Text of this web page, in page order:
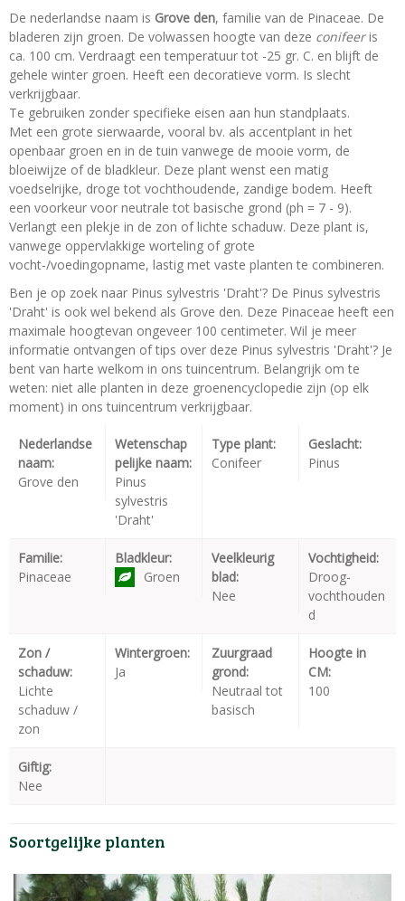
De nederlandse naam is Grove den, familie van de Pinaceae. De
bladeren zijn groen. De volwassen hoogte van deze conifeeris
ca. 100 cm. Verdraagt een temperatuur tot -25 gr. C. en blijft de
gehele winter groen. Heeft een decoratieve vorm. Is slecht
verkrijgbaar.
Te gebruiken zonder specifieke eisen aan hun standplaats.
Met een grote sierwaarde, vooral bv. als accentplant in het
openbaar groen en in de tuin vanwege de mooie vorm, de
bloeiwijze of de bladkleur. Deze plant wenst een matig
voedselrijke, droge tot vochthoudende, zandige bodem. Heeft
een voorkeur voor neutrale tot basische grond (ph = 7 - 9).
Verlangt een plekje in de zon of lichte schaduw. Deze plant is,
vanwege oppervlakkige worteling of grote
vocht-/voedingopname, lastig met vaste planten te combineren.
Ben je op zoek naar Pinus sylvestris 'Draht'? De Pinus sylvestris
'Draht' is ook wel bekend als Grove den. Deze Pinaceae heeft een
maximale hoogtevan ongeveer 100 centimeter. Wil je meer
informatie ontvangen of tips over deze Pinus sylvestris 'Draht'? Je
bent van harte welkom in ons tuincentrum. Belangrijk om te
weten: niet alle planten in deze groenencyclopedie zijn (op elk
moment) in ons tuincentrum verkrijgbaar.
Nederlandse
naam:
Grove den
Wetenschap
pelijke naam:
Pinus
sylvestris
'Draht'
Type plant:
Conifeer
Geslacht:
Pinus
Familie:
Pinaceae
Bladkleur:
Groen
Veelkleurig
blad:
Nee
Vochtigheid:
Droog-
vochthouden
d
Zon /
schaduw:
Lichte
schaduw /
zon
Wintergroen:
Ja
Zuurgraad
grond:
Neutraal tot
basisch
Hoogte in
CM:
100
Giftig:
Nee
Soortgelijke planten